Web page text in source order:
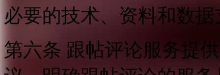
必要的技术、资料和数
第六条 跟帖评论服务提